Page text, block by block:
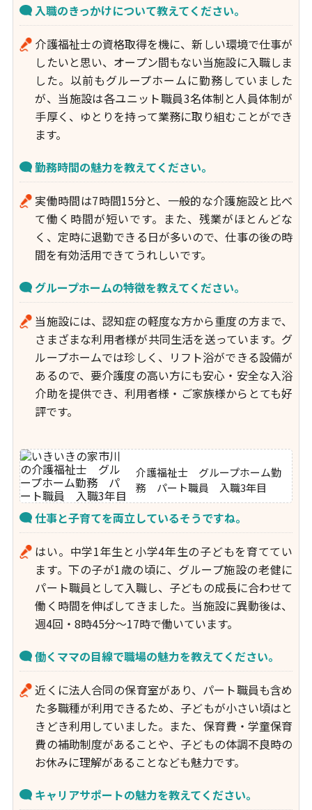
入職のきっかけについて教えてください。
介護福祉士の資格取得を機に、新しい環境で仕事が
したいと思い、オープン間もない当施設に入職しま
した。以前もグループホームに勤務していました
が、当施設は各ユニット職員3名体制と人員体制が
手厚く、ゆとりを持って業務に取り組むことができ
ます。
勤務時間の魅力を教えてください。
実働時間は7時間15分と、一般的な介護施設と比べ
て働く時間が短いです。また、残業がほとんどな
く、定時に退勤できる日が多いので、仕事の後の時
間を有効活用できてうれしいです。
グループホームの特徴を教えてください。
当施設には、認知症の軽度な方から重度の方まで、
さまざまな利用者様が共同生活を送っています。グ
ループホームでは珍しく、リフト浴ができる設備が
あるので、要介護度の高い方にも安心・安全な入浴
介助を提供でき、利用者様・ご家族様からとても好
評です。
介護福祉士 グループホーム勤
務 パート職員 入職3年目
仕事と子育てを両立しているそうですね。
はい。中学1年生と小学4年生の子どもを育ててい
ます。下の子が1歳の頃に、グループ施設の老健に
パート職員として入職し、子どもの成長に合わせて
働く時間を伸ばしてきました。当施設に異動後は、
週4回・8時45分～17時で働いています。
働くママの目線で職場の魅力を教えてください。
近くに法人合同の保育室があり、パート職員も含め
た多職種が利用できるため、子どもが小さい頃はと
きどき利用していました。また、保育費・学童保育
費の補助制度があることや、子どもの体調不良時の
お休みに理解があることなども魅力です。
キャリアサポートの魅力を教えてください。